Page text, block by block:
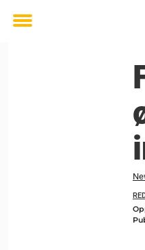
Toggle